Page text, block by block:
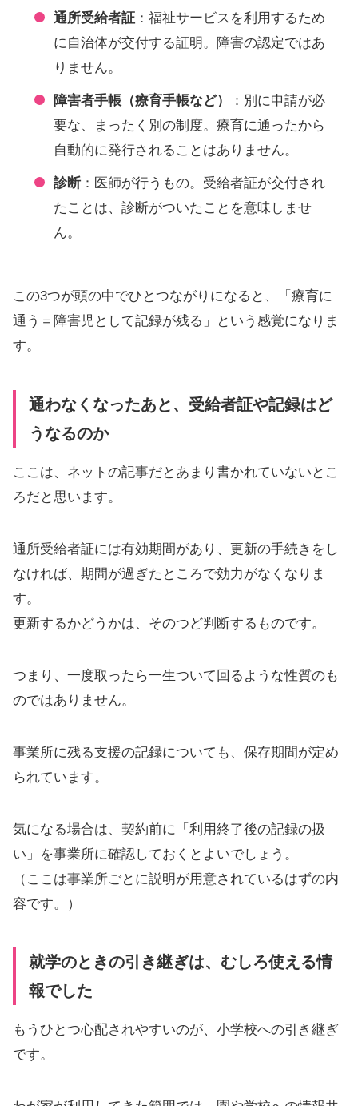
通所受給者証 ：福祉サービスを利用するため
に自治体が交付する証明。障害の認定ではあ
りません。
障害者手帳（療育手帳など）
：別に申請が必
要な、まったく別の制度。療育に通ったから
自動的に発行されることはありません。
診断：医師が行うもの。受給者証が交付され
たことは、診断がついたことを意味しませ
ん。
この3つが頭の中でひとつながりになると、「療育に
通う＝障害児として記録が残る」という感覚になりま
す。
通わなくなったあと、受給者証や記録はど
うなるのか
ここは、ネットの記事だとあまり書かれていないとこ
ろだと思います。
通所受給者証には有効期間があり、更新の手続きをし
なければ、期間が過ぎたところで効力がなくなりま
す。
更新するかどうかは、そのつど判断するものです。
つまり、一度取ったら一生ついて回るような性質のも
のではありません。
事業所に残る支援の記録についても、保存期間が定め
られています。
気になる場合は、契約前に「利用終了後の記録の扱
い」を事業所に確認しておくとよいでしょう。
（ここは事業所ごとに説明が用意されているはずの内
容です。）
就学のときの引き継ぎは、むしろ使える情
報でした
もうひとつ心配されやすいのが、小学校への引き継ぎ
です。